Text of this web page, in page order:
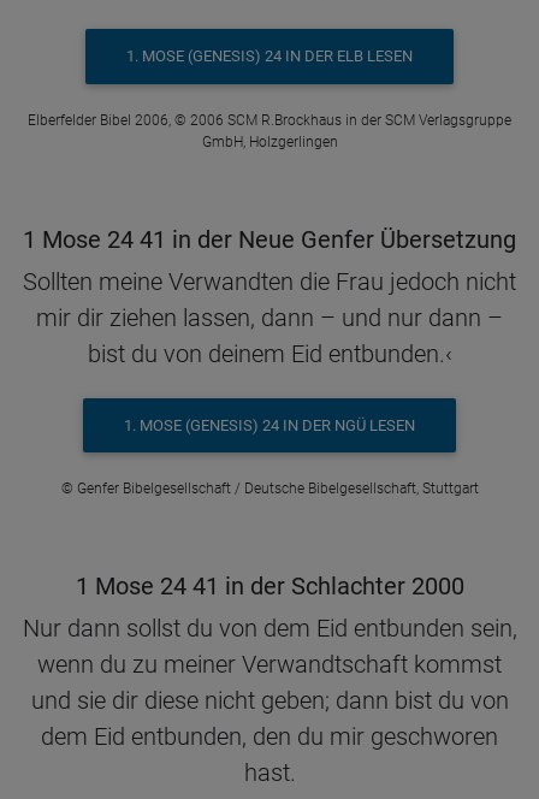
1. MOSE (GENESIS) 24 IN DER ELB LESEN
Elberfelder Bibel 2006, © 2006 SCM R.Brockhaus in der SCM Verlagsgruppe
GmbH, Holzgerlingen
1 Mose 24 41 in der Neue Genfer Übersetzung
Sollten meine Verwandten die Frau jedoch nicht
mir dir ziehen lassen, dann – und nur dann –
bist du von deinem Eid entbunden.‹
1. MOSE (GENESIS) 24 IN DER NGÜ LESEN
© Genfer Bibelgesellschaft / Deutsche Bibelgesellschaft, Stuttgart
1 Mose 24 41 in der Schlachter 2000
Nur dann sollst du von dem Eid entbunden sein,
wenn du zu meiner Verwandtschaft kommst
und sie dir diese nicht geben; dann bist du von
dem Eid entbunden, den du mir geschworen
hast.